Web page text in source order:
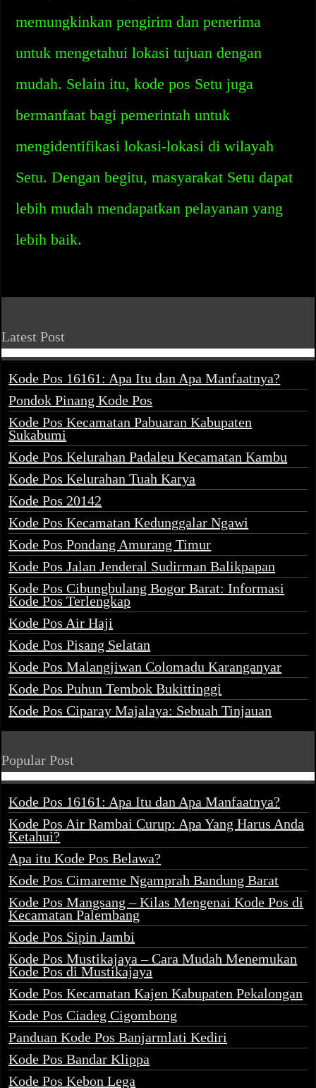
memungkinkan pengirim dan penerima
untuk mengetahui lokasi tujuan dengan
mudah. Selain itu, kode pos Setu juga
bermanfaat bagi pemerintah untuk
mengidentifikasi lokasi-lokasi di wilayah
Setu. Dengan begitu, masyarakat Setu dapat
lebih mudah mendapatkan pelayanan yang
lebih baik.
Latest Post
Kode Pos 16161: Apa Itu dan Apa Manfaatnya?
Pondok Pinang Kode Pos
Kode Pos Kecamatan Pabuaran Kabupaten
Sukabumi
Kode Pos Kelurahan Padaleu Kecamatan Kambu
Kode Pos Kelurahan Tuah Karya
Kode Pos 20142
Kode Pos Kecamatan Kedunggalar Ngawi
Kode Pos Pondang Amurang Timur
Kode Pos Jalan Jenderal Sudirman Balikpapan
Kode Pos Cibungbulang Bogor Barat: Informasi
Kode Pos Terlengkap
Kode Pos Air Haji
Kode Pos Pisang Selatan
Kode Pos Malangjiwan Colomadu Karanganyar
Kode Pos Puhun Tembok Bukittinggi
Kode Pos Ciparay Majalaya: Sebuah Tinjauan
Popular Post
Kode Pos 16161: Apa Itu dan Apa Manfaatnya?
Kode Pos Air Rambai Curup: Apa Yang Harus Anda
Ketahui?
Apa itu Kode Pos Belawa?
Kode Pos Cimareme Ngamprah Bandung Barat
Kode Pos Mangsang – Kilas Mengenai Kode Pos di
Kecamatan Palembang
Kode Pos Sipin Jambi
Kode Pos Mustikajaya – Cara Mudah Menemukan
Kode Pos di Mustikajaya
Kode Pos Kecamatan Kajen Kabupaten Pekalongan
Kode Pos Ciadeg Cigombong
Panduan Kode Pos Banjarmlati Kediri
Kode Pos Bandar Klippa
Kode Pos Kebon Lega